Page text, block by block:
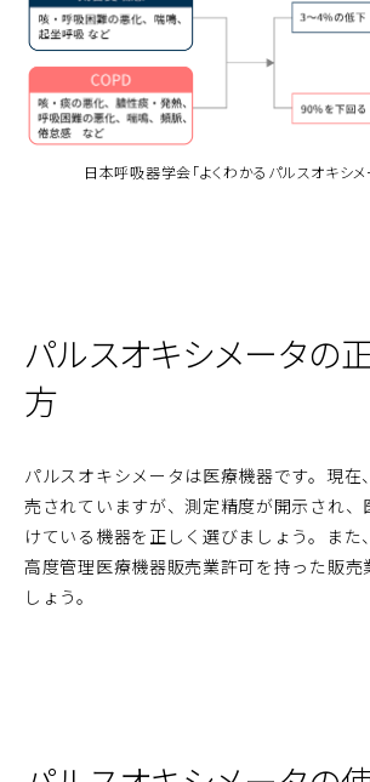
日本呼吸器学会「よくわかるパルスオキシメ
パルスオキシメータの
方
パルスオキシメータは医療機器です。現在
売されていますが、測定精度が開示され、
けている機器を正しく選びましょう。また
高度管理医療機器販売業許可を持った販売
しょう。